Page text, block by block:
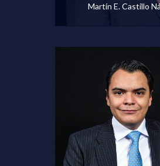
Martín E. Castillo